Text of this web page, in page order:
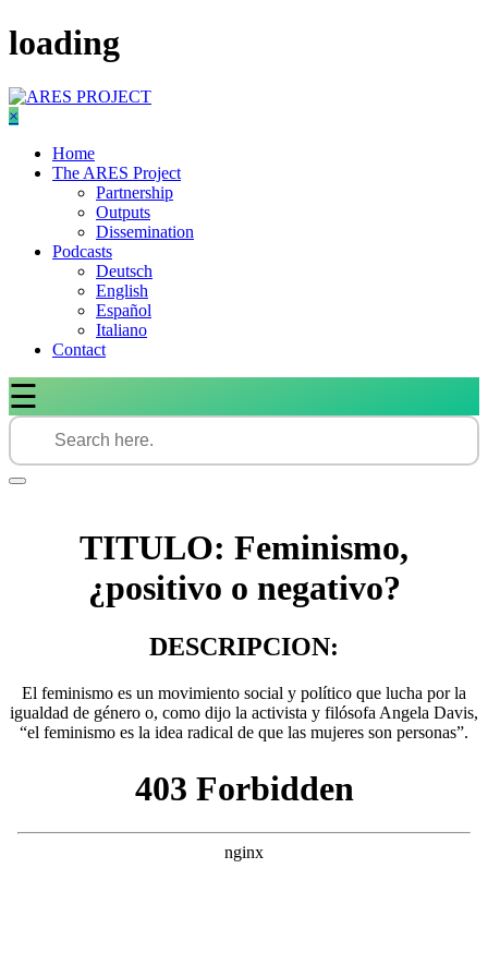
Skip
to
loading
×
Home
The ARES Project
Partnership
Outputs
Dissemination
Podcasts
Deutsch
English
Español
Italiano
Contact
☰
TITULO: Feminismo,
¿positivo o negativo?
DESCRIPCION:
El feminismo es un movimiento social y político que lucha por la
igualdad de género o, como dijo la activista y filósofa Angela Davis,
“el feminismo es la idea radical de que las mujeres son personas”.